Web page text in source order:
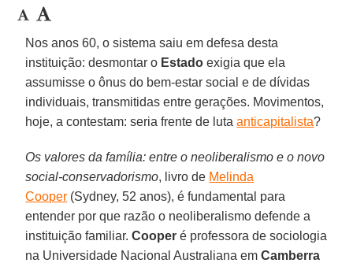
Nos anos 60, o sistema saiu em defesa desta
instituição: desmontar o Estado exigia que ela
assumisse o ônus do bem-estar social e de dívidas
individuais, transmitidas entre gerações. Movimentos,
hoje, a contestam: seria frente de lutaanticapitalista?
Os valores da família: entre o neoliberalismo e o novo
social-conservadorismo, livro de Melinda
Cooper (Sydney, 52 anos), é fundamental para
entender por que razão o neoliberalismo defende a
instituição familiar.Cooper é professora de sociologia
na Universidade Nacional Australiana emCamberra